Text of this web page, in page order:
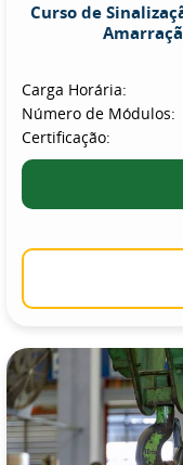
Curso de
Carga Horária:
Número de Módulos:
Certificação: